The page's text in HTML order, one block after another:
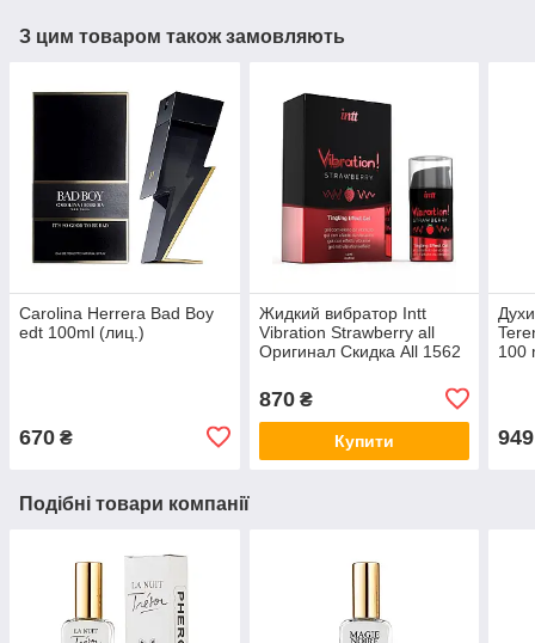
З цим товаром також замовляють
Carolina Herrera Bad Boy
edt 100ml (лиц.)
670 ₴
Жидкий вибратор Intt
Vibration Strawberry all
Оригинал Скидка All 1562
870₴
Купити
100
949
Подібні товари компанії